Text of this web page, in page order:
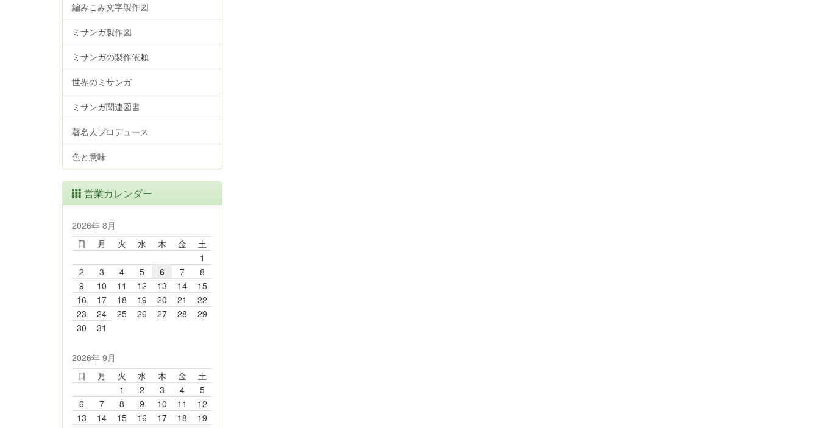
編みこみ文字製作図
ミサンガ製作図
ミサンガの製作依頼
世界のミサンガ
ミサンガ関連図書
著名人プロデュース
色と意味
営業カレンダー
2026年 8月
日
月 火 水 木 金
土
1
2
3 4 5 6 7
8
9
10 11 12 13 14
15
16
17 18 19 20 21
22
23
24 25 26 27 28
29
30
31
2026年 9月
日
月 火 水 木 金
土
1
2 3 4
5
6
7 8 9 10 11
12
13
14 15 16 17 18
19